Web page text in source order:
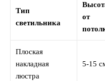
Тип
светильника
от
Плоская
накладная
люстра
5-15